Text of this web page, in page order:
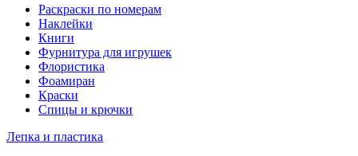
Раскраски по номерам
Наклейки
Книги
Фурнитура для игрушек
Флористика
Фоамиран
Краски
Спицы и крючки
Лепка и пластика